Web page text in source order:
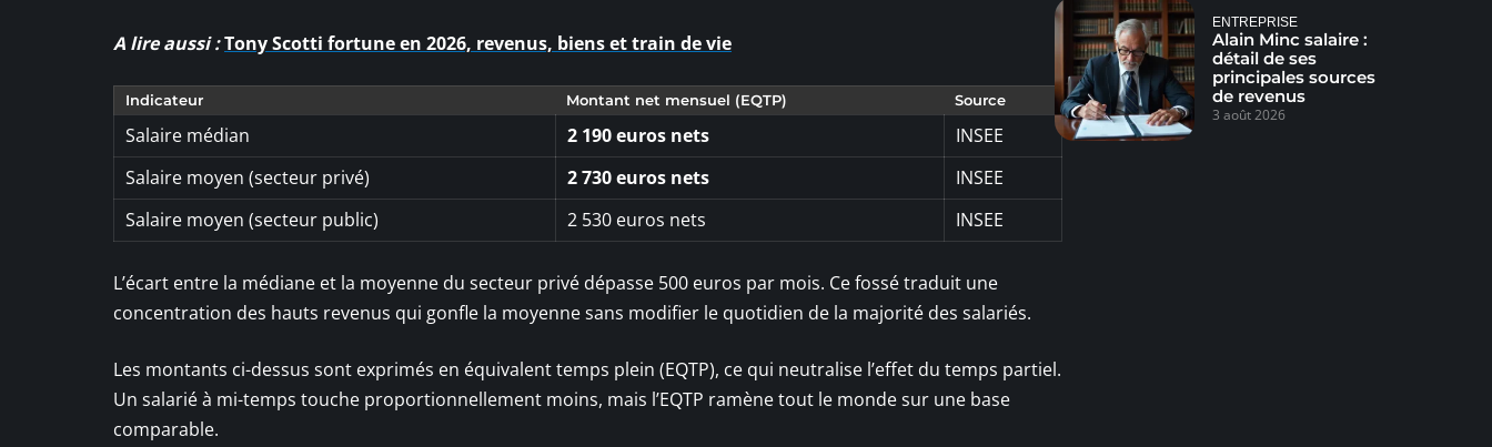
A lire aussi :Tony Scotti fortune en 2026, revenus, biens et train de vie
Indicateur Montant net mensuel (EQTP) Source
Salaire médian 2 190 euros nets
INSEE
Salaire moyen (secteur privé)
2 730 euros nets
INSEE
Salaire moyen (secteur public)
2 530 euros nets INSEE
L’écart entre la médiane et la moyenne du secteur privé dépasse 500 euros par mois. Ce fossé traduit une
concentration des hauts revenus qui gonfle la moyenne sans modifier le quotidien de la majorité des salariés.
Les montants ci-dessus sont exprimés en équivalent temps plein (EQTP), ce qui neutralise l’effet du temps partiel.
Un salarié à mi-temps touche proportionnellement moins, mais l’EQTP ramène tout le monde sur une base
comparable.
ENTREPRISE
Alain Minc salaire :
détail de ses
principales sources
de revenus
3 août 2026